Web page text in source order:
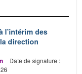
l’intérim des
direction
Date de signature :